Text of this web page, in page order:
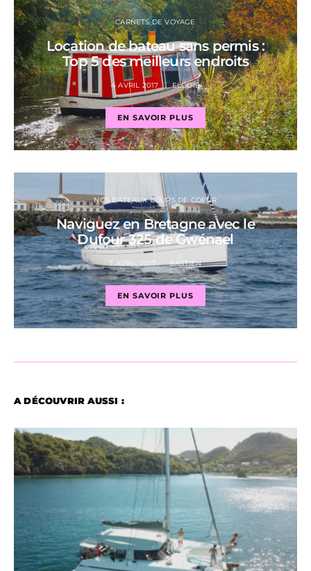
CARNETS DE VOYAGE
Location de bateau sans permis :
Top 5 des meilleurs endroits
4 AVRIL 2017 ELODIE
EN SAVOIR PLUS
NOS BATEAUX COUPS DE COEUR
Naviguez en Bretagne avec le
Dufour 325 de Gwénael
7 AVRIL 2017 BASTIEN
EN SAVOIR PLUS
A DÉCOUVRIR AUSSI :